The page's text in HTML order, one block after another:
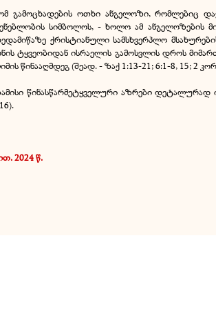
ოთხი ანგელოზი, რომლებიც
სიმბოლოს, - ხოლო ამ ანგელოზების
ქრისტიანული სამსხვერპლო
ტყვეობიდან ისრაელის გამოსვლის დროს
წინააღმდეგ (შეად. - ზაქ 1:13-21; 6:1-8, 15; 2
წინასწარმეტყველური აზრები
2024 წ.